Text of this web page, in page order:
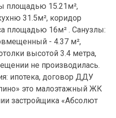
площадью 15.21м²,
31.5м², коридор
площадью 16м² . Санузлы:
- 4.37 м²,
высотой 3.4 метра,
не производилась.
ипотека, договор ДДУ
это малоэтажный ЖК
застройщика «Абсолют